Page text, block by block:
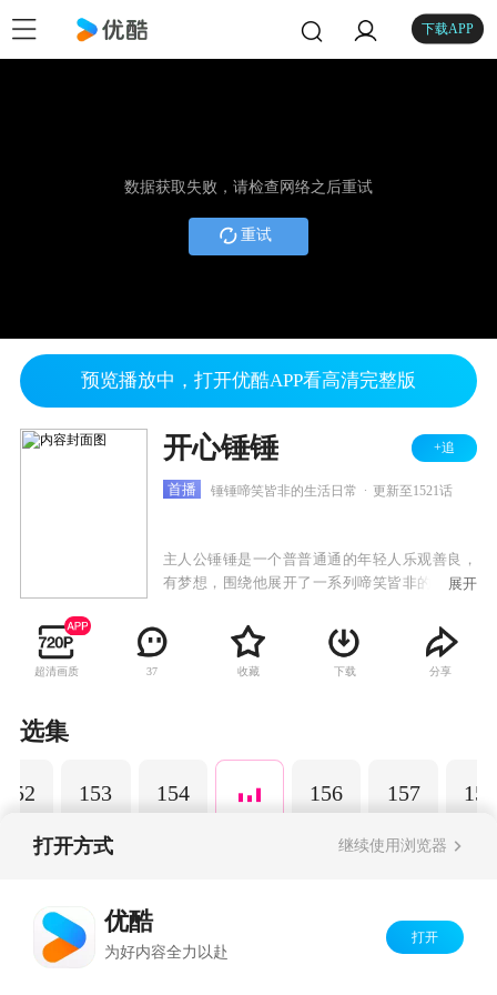
下载APP
数据获取失败，请检查网络之后重试
重试
预览播放中，打开优酷APP看高清完整版
开心锤锤 +追
首播 锤锤啼笑皆非的生活日常 更新至1521话
主人公锤锤是一个普普通通的年轻人乐观善良，
有梦想，围绕他展开了一系列啼笑皆非的故事。
常生活中发生的小故事，引发观众共鸣，传递正
能量，深受粉丝的喜爱。
展开
超清画质 37 收藏 下载 分享
选集
152 153 154 156 157 158
打开方式 继续使用浏览器
优酷
为好内容全力以赴
打开